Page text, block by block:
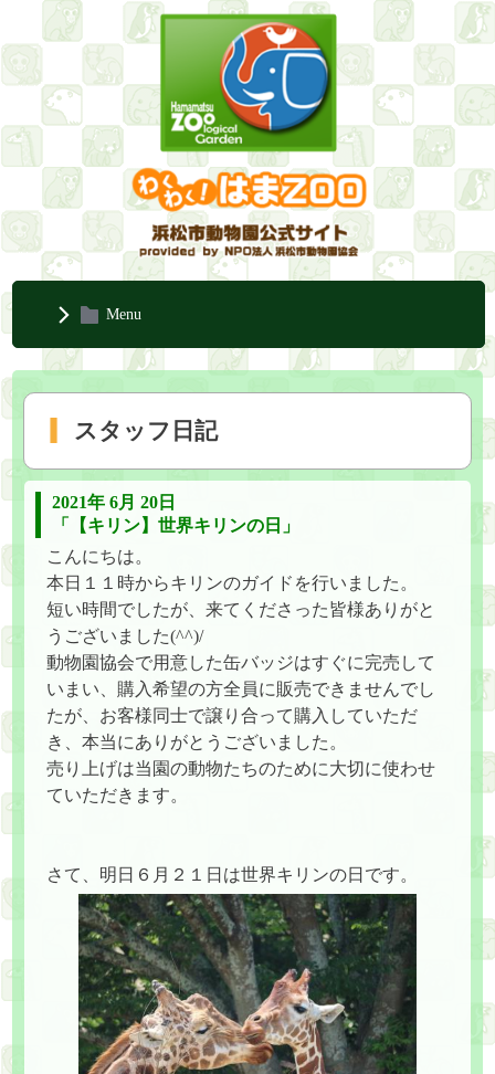
Menu
スタッフ日記
2021年 6月 20日
「【キリン】世界キリンの日」
こんにちは。
本日１１時からキリンのガイドを行いました。
短い時間でしたが、来てくださった皆様ありがと
うございました(^^)/
動物園協会で用意した缶バッジはすぐに完売して
いまい、購入希望の方全員に販売できませんでし
たが、お客様同士で譲り合って購入していただ
き、本当にありがとうございました。
売り上げは当園の動物たちのために大切に使わせ
ていただきます。
さて、明日６月２１日は世界キリンの日です。